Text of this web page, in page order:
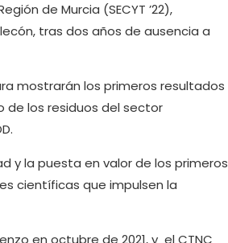
de Murcia (SECYT ’22),
tras dos años de ausencia a
mostrarán los primeros resultados
de los residuos del sector
y la puesta en valor de los primeros
científicas que impulsen la
en octubre de 2021, y el CTNC